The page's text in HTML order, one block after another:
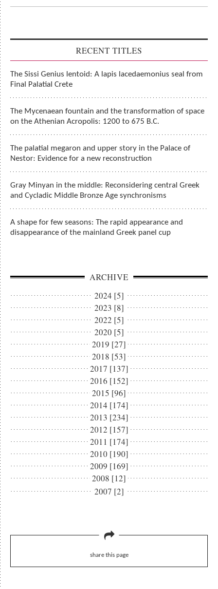
RECENT TITLES
The Sissi Genius lentoid: A lapis lacedaemonius seal from
Final Palatial Crete
The Mycenaean fountain and the transformation of space
on the Athenian Acropolis: 1200 to 675 B.C.
The palatial megaron and upper story in the Palace of
Nestor: Evidence for a new reconstruction
Gray Minyan in the middle: Reconsidering central Greek
and Cycladic Middle Bronze Age synchronisms
A shape for few seasons: The rapid appearance and
disappearance of the mainland Greek panel cup
ARCHIVE
2024 [5]
2023 [8]
2022 [5]
2020 [5]
2019 [27]
2018 [53]
2017 [137]
2016 [152]
2015 [96]
2014 [174]
2013 [234]
2012 [157]
2011 [174]
2010 [190]
2009 [169]
2008 [12]
2007 [2]
share this page